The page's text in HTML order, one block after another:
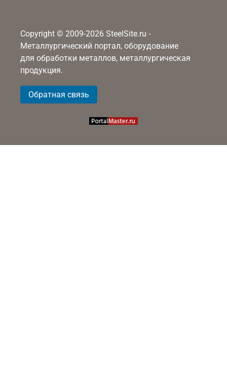
Copyright © 2009-2026 SteelSite.ru -
Металлургический портал, оборудование
для обработки металлов, металлургическая
продукция.
Обратная связь